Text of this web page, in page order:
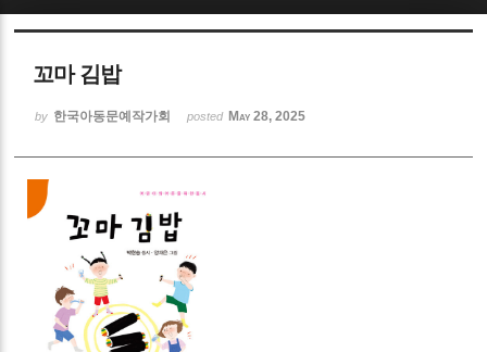
꼬마 김밥
by 한국아동문예작가회 posted May 28, 2025
Sketchbook5, 스케치북5
Sketchbook5, 스케치북5